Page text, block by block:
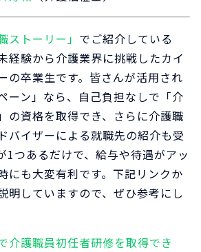
ストーリー」 でご紹介している
経験から介護業界に挑戦したカイ
の卒業生です。皆さんが活用され
ーン」なら、自己負担なしで「介
の資格を取得でき、さらに介護職
バイザーによる就職先の紹介も受
1つあるだけで、給与や待遇がアッ
にも大変有利です。下記リンクか
明していますので、ぜひ参考にし
介護職員初任者研修を取得でき